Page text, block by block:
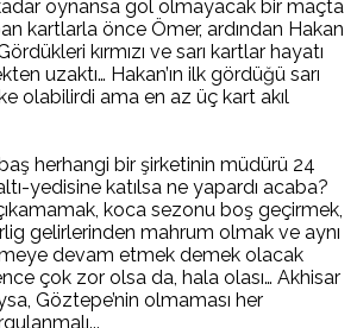
oynansa gol olmayacak bir maçta
kartlarla önce Ömer, ardından Hakan
kırmızı ve sarı kartlar hayatı
uzaktı… Hakan’ın ilk gördüğü sarı
olabilirdi ama en az üç kart akıl
herhangi bir şirketinin müdürü 24
yedisine katılsa ne yapardı acaba?
koca sezonu boş geçirmek,
gelirlerinden mahrum olmak ve aynı
devam etmek demek olacak
çok zor olsa da, hala olası… Akhisar
Göztepe’nin olmaması her